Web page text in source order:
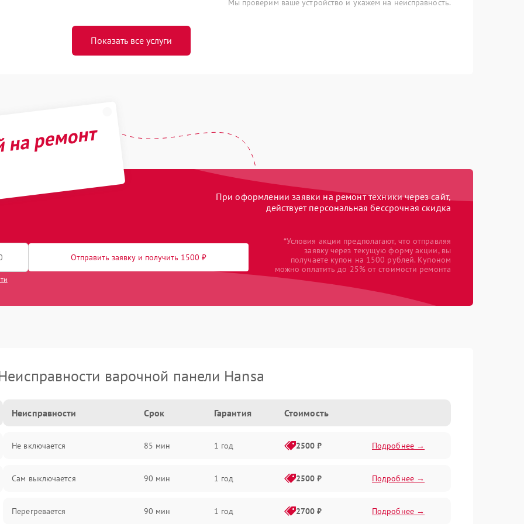
Мы проверим ваше устройство и укажем на неисправность.
Показать все услуги
ремонт
При оформлении заявки на ремонт техники через сайт,
действует персональная бессрочная скидка
Отправить заявку и получить 1500 ₽
*Условия акции предполагают, что отправляя
заявку через текущую форму акции, вы
получаете купон на 1500 рублей. Купоном
можно оплатить до 25% от стоимости ремонта
варочной панели Hansa
Неисправности Срок Гарантия Стоимость
Не включается 85 мин 1 год 2500 ₽ Подробнее →
Сам выключается 90 мин 1 год 2500 ₽ Подробнее →
Перегревается 90 мин 1 год 2700 ₽ Подробнее →